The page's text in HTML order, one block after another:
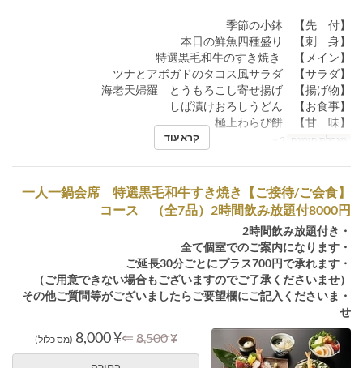
【先 付】 季節の小鉢
【刺 身】 本日の鮮魚四種盛り
【メイン】 特選黒毛和牛のすき焼き
【サラダ】 ツナとアボガドのタコス風サラダ
【揚げ物】 海老天婦羅 とうもろこし寄せ揚げ
【お食事】 しば漬けおろしうどん
【甘 味】 極上わらび餅
מגבלת הזמנה קרא עוד
【ご接待/ご会食】一人一鍋会席 特選黒毛和牛すき焼き
コース （全7品）2時間飲み放題付8000円
・2時間飲み放題付き
・全て個室でのご案内になります
・ご延長30分ごとにプラス700円で承れます
（ご用意できない場合もございますのでご了承くださいませ）
・その他ご質問等がございましたらご要望欄にご記入くださいま
せ
¥ 8,500
⇐
¥ 8,000 (מס כלול)